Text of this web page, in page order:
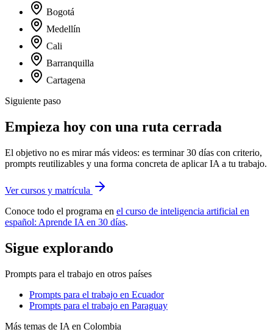
Bogotá
Medellín
Cali
Barranquilla
Cartagena
Siguiente paso
Empieza hoy con una ruta cerrada
El objetivo no es mirar más videos: es terminar 30 días con criterio,
prompts reutilizables y una forma concreta de aplicar IA a tu trabajo.
Ver cursos y matrícula
Conoce todo el programa en el curso de inteligencia artificial en
español: Aprende IA en 30 días.
Sigue explorando
Prompts para el trabajo en otros países
Prompts para el trabajo en Ecuador
Prompts para el trabajo en Paraguay
Más temas de IA en Colombia